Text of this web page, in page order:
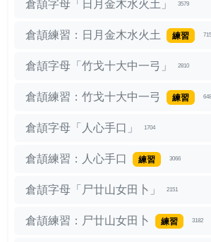
倉頡字母「日月金木水火土」 3579
倉頡練習：日月金木水火土 練習
倉頡字母「竹戈十大中一弓」 2810
倉頡練習：竹戈十大中一弓 練習
倉頡字母「人心手口」 1704
倉頡練習：人心手口 練習 3066
倉頡字母「尸廿山女田卜」 2151
倉頡練習：尸廿山女田卜 練習 3182